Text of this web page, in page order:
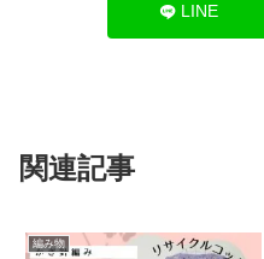
LINE
関連記事
編み物